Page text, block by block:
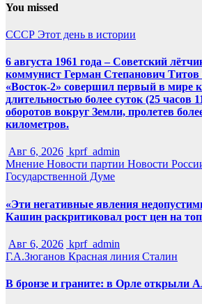
You missed
СССР Этот день в истории
6 августа 1961 года – Советский
коммунист Герман Степанович Титов
«Восток-2» совершил первый в мире
длительностью более суток (25 часов
оборотов вокруг Земли, пролетев
километров.
Авг 6, 2026 kprf_admin
Мнение Новости партии Новости
Государственной Думе
«Эти негативные явления
Кашин раскритиковал рост цен на
Авг 6, 2026 kprf_admin
Г.А.Зюганов Красная линия Сталин
В бронзе и граните: в Орле открыли